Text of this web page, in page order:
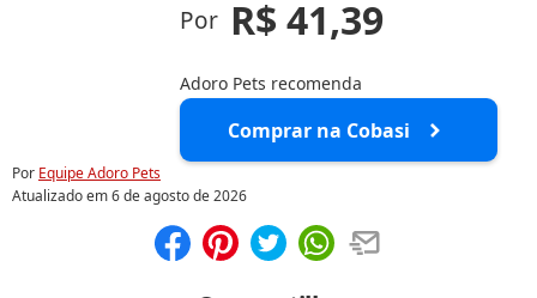
Por R$ 41,39
Adoro Pets recomenda
Comprar na Cobasi
Por Equipe Adoro Pets
Atualizado em6 de agosto de 2026